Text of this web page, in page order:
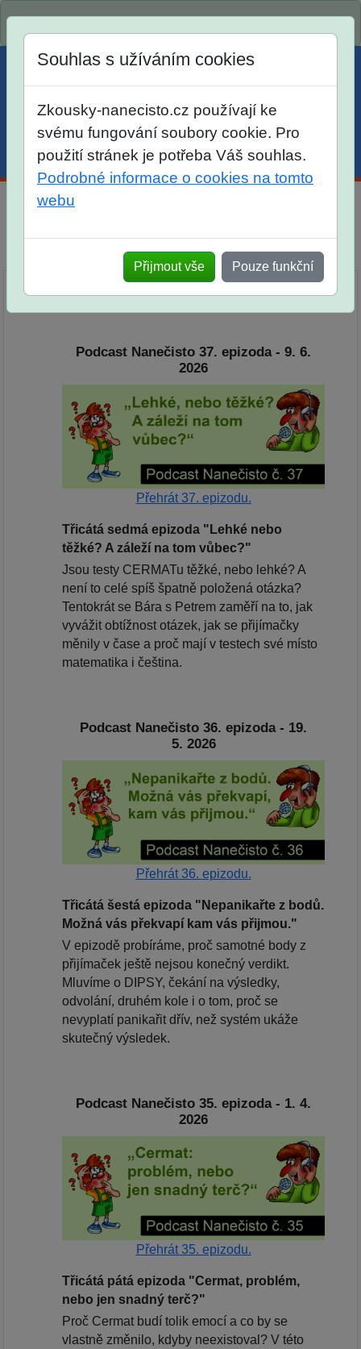
Menu Účet Košík
Souhlas s užíváním cookies
Zkousky-nanecisto.cz používají ke
svému fungování soubory cookie. Pro
použití stránek je potřeba Váš souhlas.
Podrobné informace o cookies na tomto
webu
Přijmout vše Pouze funkční
Naše podcasty najdete také naSpotify.
Podcast Nanečisto 37. epizoda - 9. 6.
2026
Přehrát 37. epizodu.
Třicátá sedmá epizoda "Lehké nebo
těžké? A záleží na tom vůbec?"
Jsou testy CERMATu těžké, nebo lehké? A
není to celé spíš špatně položená otázka?
Tentokrát se Bára s Petrem zaměří na to, jak
vyvážit obtížnost otázek, jak se přijímačky
měnily v čase a proč mají v testech své místo
matematika i čeština.
Podcast Nanečisto 36. epizoda - 19.
5. 2026
Přehrát 36. epizodu.
Třicátá šestá epizoda "Nepanikařte z bodů.
Možná vás překvapí kam vás přijmou."
V epizodě probíráme, proč samotné body z
přijímaček ještě nejsou konečný verdikt.
Mluvíme o DIPSY, čekání na výsledky,
odvolání, druhém kole i o tom, proč se
nevyplatí panikařit dřív, než systém ukáže
skutečný výsledek.
Podcast Nanečisto 35. epizoda - 1. 4.
2026
Přehrát 35. epizodu.
Třicátá pátá epizoda "Cermat, problém,
nebo jen snadný terč?"
Proč Cermat budí tolik emocí a co by se
vlastně změnilo, kdyby neexistoval? V této